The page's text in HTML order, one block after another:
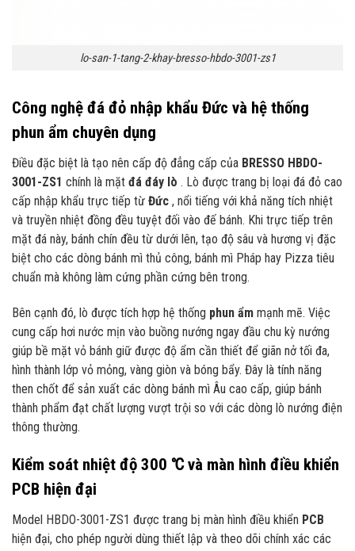
lo-san-1-tang-2-khay-bresso-hbdo-3001-zs1
Công nghệ đá đỏ nhập khẩu Đức và hệ thống
phun ẩm chuyên dụng
Điều đặc biệt là tạo nên cấp độ đẳng cấp của BRESSO HBDO-
3001-ZS1 chính là mặt đá đáy lò . Lò được trang bị loại đá đỏ cao
cấp nhập khẩu trực tiếp từ Đức , nổi tiếng với khả năng tích nhiệt
và truyền nhiệt đồng đều tuyệt đối vào đế bánh. Khi trực tiếp trên
mặt đá này, bánh chín đều từ dưới lên, tạo độ sâu và hương vị đặc
biệt cho các dòng bánh mì thủ công, bánh mì Pháp hay Pizza tiêu
chuẩn mà không làm cứng phần cứng bên trong.
Bên cạnh đó, lò được tích hợp hệ thống phun ẩm mạnh mẽ. Việc
cung cấp hơi nước mịn vào buồng nướng ngay đầu chu kỳ nướng
giúp bề mặt vỏ bánh giữ được độ ẩm cần thiết để giãn nở tối đa,
hình thành lớp vỏ mỏng, vàng giòn và bóng bẩy. Đây là tính năng
then chốt để sản xuất các dòng bánh mì Âu cao cấp, giúp bánh
thành phẩm đạt chất lượng vượt trội so với các dòng lò nướng điện
thông thường.
Kiểm soát nhiệt độ 300 ℃ và màn hình điều khiển
PCB hiện đại
Model HBDO-3001-ZS1 được trang bị màn hình điều khiển PCB
hiện đại, cho phép người dùng thiết lập và theo dõi chính xác các